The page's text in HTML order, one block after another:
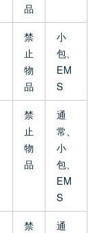
品
禁
止
物
品
小
包、
EM
S
禁
止
物
品
通
常、
小
包、
EM
S
禁
通